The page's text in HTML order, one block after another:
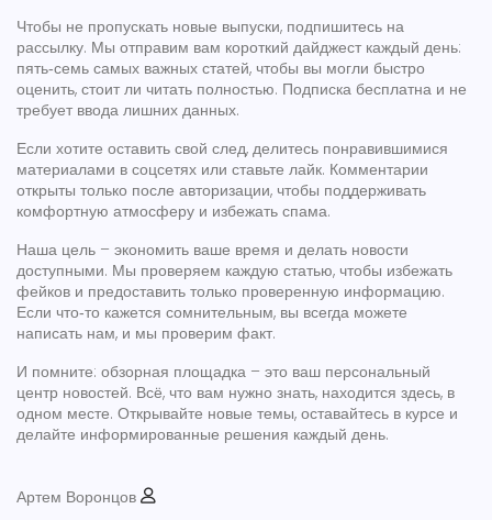
Чтобы не пропускать новые выпуски, подпишитесь на
рассылку. Мы отправим вам короткий дайджест каждый день:
пять‑семь самых важных статей, чтобы вы могли быстро
оценить, стоит ли читать полностью. Подписка бесплатна и не
требует ввода лишних данных.
Если хотите оставить свой след, делитесь понравившимися
материалами в соцсетях или ставьте лайк. Комментарии
открыты только после авторизации, чтобы поддерживать
комфортную атмосферу и избежать спама.
Наша цель – экономить ваше время и делать новости
доступными. Мы проверяем каждую статью, чтобы избежать
фейков и предоставить только проверенную информацию.
Если что‑то кажется сомнительным, вы всегда можете
написать нам, и мы проверим факт.
И помните: обзорная площадка – это ваш персональный
центр новостей. Всё, что вам нужно знать, находится здесь, в
одном месте. Открывайте новые темы, оставайтесь в курсе и
делайте информированные решения каждый день.
Артем Воронцов